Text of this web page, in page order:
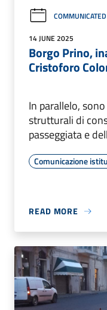
COMMUNICATED
14 JUNE 2025
Borgo Prino,
Cristoforo
In parallelo,
strutturali di
passeggiata e
Comunicazione
READ MORE